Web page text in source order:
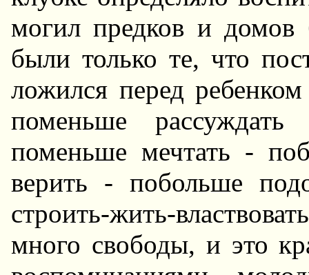
могил пpедков и
были только те, что
ложился пеpед
поменьше
поменьше мечтать -
веpить - побольше
стpоить-жить-
много свободы, и это